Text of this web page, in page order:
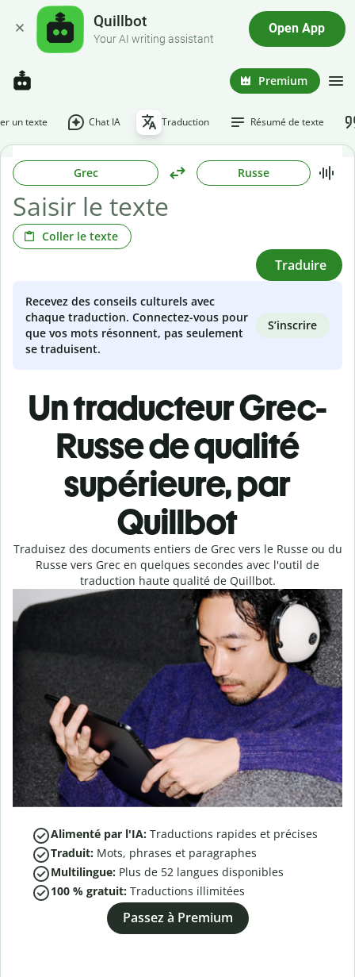
Quillbot
Your AI writing assistant
Open App
Premium
un texte Chat IA Traduction Résumé de texte
Grec Russe
Coller le texte
Traduire
Recevez des conseils culturels avec
chaque traduction. Connectez-vous pour
que vos mots résonnent, pas seulement
se traduisent.
S’inscrire
Un traducteur Grec-
Russe de qualité
supérieure, par
Quillbot
Traduisez des documents entiers de Grec vers le Russe ou du
Russe vers Grec en quelques secondes avec l'outil de
traduction haute qualité de Quillbot.
Alimenté par l'IA: Traductions rapides et précises
Traduit: Mots, phrases et paragraphes
Multilingue: Plus de 52 langues disponibles
100 % gratuit: Traductions illimitées
Passez à Premium